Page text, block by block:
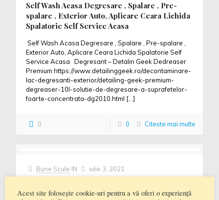
Self Wash Acasa Degresare , Spalare , Pre-
spalare , Exterior Auto, Aplicare Ceara Lichida
Spalatorie Self Service Acasa
Self Wash Acasa Degresare , Spalare , Pre-spalare ,
Exterior Auto, Aplicare Ceara Lichida Spalatorie Self
Service Acasa Degresant – Detalin Geek Dedreaser
Premium https://www.detailinggeek.ro/decontaminare-
lac-degresanti-exterior/detailing-geek-premium-
degreaser-10l-solutie-de-degresare-a-suprafetelor-
foarte-concentrata-dg2010.html […]
0 0 Citeste mai multe
Bune Scule IN iulie 3, 2021
Exterior si Interior Acasa Spalatorie Auto Self
Acest site folosește cookie-uri pentru a vă oferi o experiență